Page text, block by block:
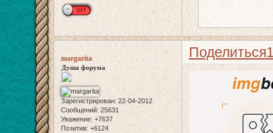
Поделиться
margarita
Душа форума
Зарегистрирован: 22-04-2012
Сообщений: 25631
Уважение: +7637
Позитив: +6124